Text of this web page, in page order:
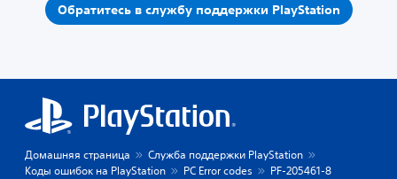
Обратитесь в службу поддержки PlayStation
Домашняя страница
Служба поддержки PlayStation
Коды ошибок на PlayStation
PC Error codes PF-205461-8